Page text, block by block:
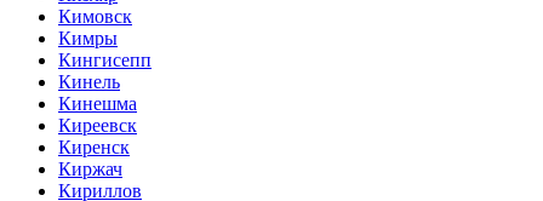
Кимовск
Кимры
Кингисепп
Кинель
Кинешма
Киреевск
Киренск
Киржач
Кириллов